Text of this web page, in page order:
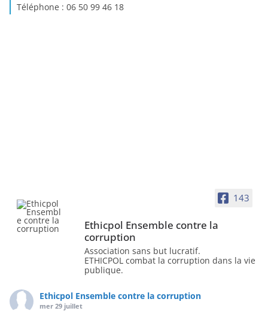
Téléphone : 06 50 99 46 18
143
Ethicpol Ensemble contre la
corruption
Association sans but lucratif.
ETHICPOL combat la corruption dans la vie
publique.
Ethicpol Ensemble contre la corruption
mer 29 juillet